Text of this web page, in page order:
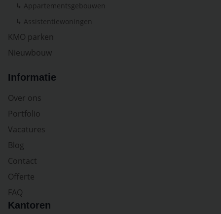
↳ Appartementsgebouwen
↳ Assistentiewoningen
KMO parken
Nieuwbouw
Informatie
Over ons
Portfolio
Vacatures
Blog
Contact
Offerte
FAQ
Kantoren